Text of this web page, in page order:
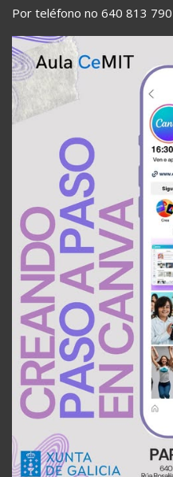
Por teléfono no 640 813 790